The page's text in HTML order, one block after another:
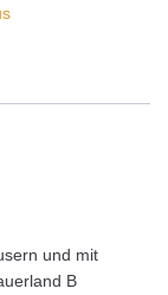
und mit
B